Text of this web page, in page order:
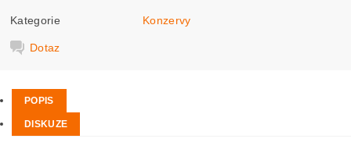
Kategorie Konzervy
Dotaz
POPIS
DISKUZE